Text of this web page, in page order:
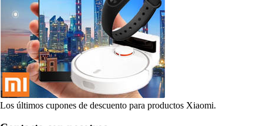
Los últimos cupones de descuento para productos Xiaomi.